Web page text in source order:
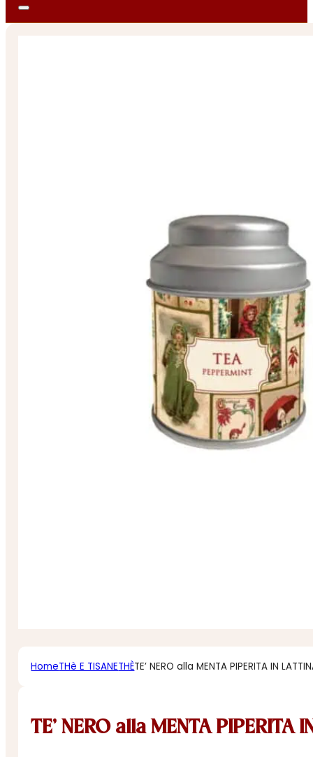
HomeTHè E TISANETHÈTE’ NERO alla MENTA PIPERITA IN
TE’ NERO alla MENTA PIPERITA